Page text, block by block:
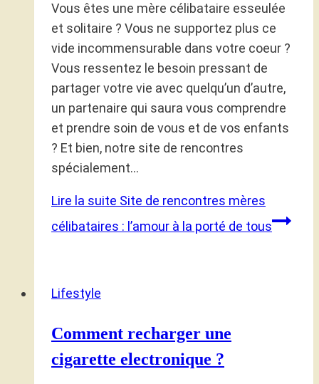
Vous êtes une mère célibataire esseulée
et solitaire ? Vous ne supportez plus ce
vide incommensurable dans votre coeur ?
Vous ressentez le besoin pressant de
partager votre vie avec quelqu’un d’autre,
un partenaire qui saura vous comprendre
et prendre soin de vous et de vos enfants
? Et bien, notre site de rencontres
spécialement…
Lire la suite Site de rencontres mères
célibataires : l’amour à la porté de tous
Lifestyle
Comment recharger une
cigarette electronique ?